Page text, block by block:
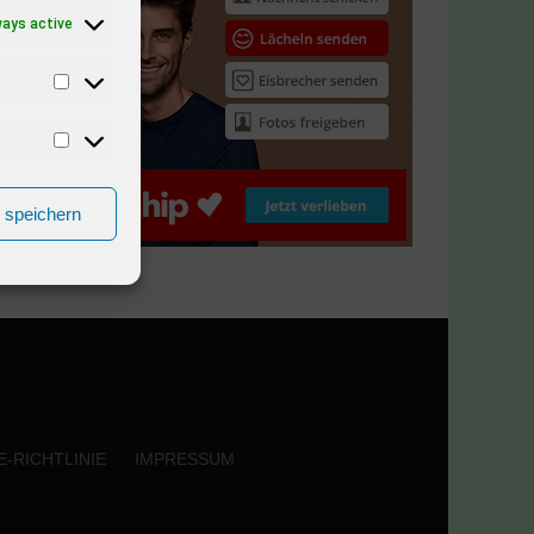
active
speichern
RICHTLINIE IMPRESSUM